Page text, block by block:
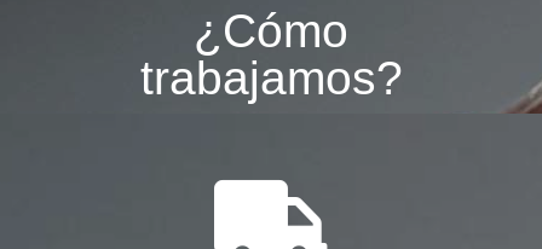
¿Cómo
trabajamos?